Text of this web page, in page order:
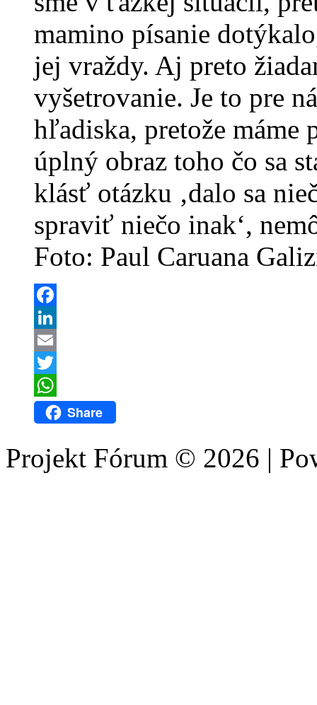
mamino písanie
jej vraždy. Aj preto
vyšetrovanie. Je to pre
hľadiska, pretože máme
úplný obraz toho čo sa
klásť otázku ‚dalo sa
spraviť niečo inak‘,
Foto: Paul Caruana
Facebook
LinkedIn
Email
Twitter
WhatsAppShare
Projekt Fórum © 2026 |